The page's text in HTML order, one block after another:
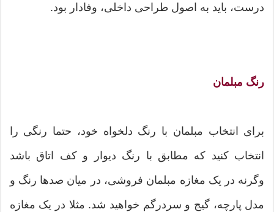
درست، باید به اصول طراحی داخلی، وفادار بود.
رنگ مبلمان
برای انتخاب مبلمان با رنگ دلخواه خود، حتما رنگی را
انتخاب کنید که مطابق با رنگ دیوار و کف اتاق باشد
وگرنه در یک مغازه مبلمان فروشی، در میان صدها رنگ و
مدل پارچه، گیج و سردرگم خواهید شد. مثلا در یک مغازه